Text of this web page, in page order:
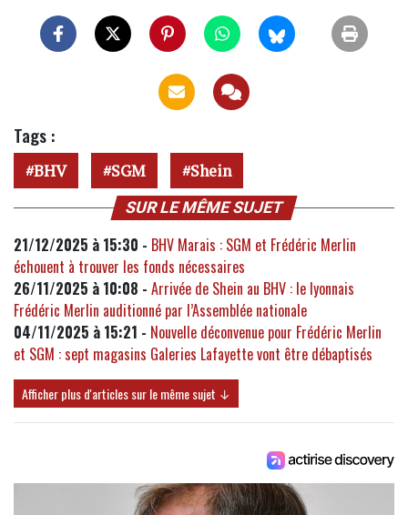
Tags :
BHV SGM Shein
SUR LE MÊME SUJET
21/12/2025 à 15:30 - BHV Marais : SGM et Frédéric Merlin
échouent à trouver les fonds nécessaires
26/11/2025 à 10:08 - Arrivée de Shein au BHV : le lyonnais
Frédéric Merlin auditionné par l’Assemblée nationale
04/11/2025 à 15:21 - Nouvelle déconvenue pour Frédéric Merlin
et SGM : sept magasins Galeries Lafayette vont être débaptisés
Afficher plus d'articles sur le même sujet ↓